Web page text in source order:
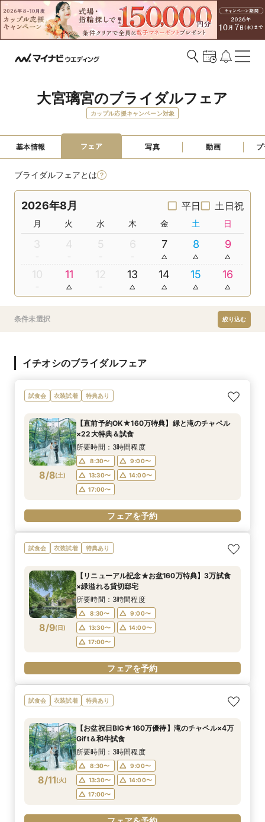
大宮璃宮のブライダルフェア
カップル応援キャンペーン対象
基本情報 フェア 写真 動画
ブライダルフェアとは
2026年8月 平日 土日祝
月 火 水 木 金 土 日
3 4 5 6 7 8 9
10 11 12 13 14 15 16
条件未選択 絞り込む
イチオシのブライダルフェア
試食会 衣装試着 特典あり
8/8(土)
【直前予約OK★160万特典】緑と滝のチャペル
×22大特典＆試食
所要時間：3時間程度
8:30〜
9:00〜
13:30〜
14:00〜
17:00〜
フェアを予約
試食会 衣装試着 特典あり
8/9(日)
【リニューアル記念★お盆160万特典】3万試食
×緑溢れる貸切邸宅
所要時間：3時間程度
8:30〜
9:00〜
13:30〜
14:00〜
17:00〜
フェアを予約
試食会 衣装試着 特典あり
8/11(火)
【お盆祝日BIG★160万優待】滝のチャペル×4万
Gift＆和牛試食
所要時間：3時間程度
8:30〜
9:00〜
13:30〜
14:00〜
17:00〜